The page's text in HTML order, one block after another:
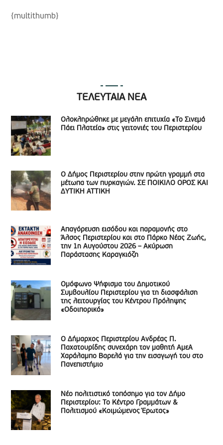
{multithumb}
ΤΕΛΕΥΤΑΙΑ ΝΕΑ
Ολοκληρώθηκε με μεγάλη επιτυχία «Το Σινεμά
Πάει Πλατεία» στις γειτονιές του Περιστερίου
Ο Δήμος Περιστερίου στην πρώτη γραμμή στα
μέτωπα των πυρκαγιών. ΣΕ ΠΟΙΚΙΛΟ ΟΡΟΣ ΚΑΙ
ΔΥΤΙΚΗ ΑΤΤΙΚΗ
Απαγόρευση εισόδου και παραμονής στο
Άλσος Περιστερίου και στο Πάρκο Νέας Ζωής,
την 1η Αυγούστου 2026 – Ακύρωση
Παράστασης Καραγκιόζη
Ομόφωνο Ψήφισμα του Δημοτικού
Συμβουλίου Περιστερίου για τη διασφάλιση
της λειτουργίας του Κέντρου Πρόληψης
«Οδοιπορικό»
Ο Δήμαρχος Περιστερίου Ανδρέας Π.
Παχατουρίδης συνεχάρη τον μαθητή ΑμεΑ
Χαράλαμπο Βαρελά για την εισαγωγή του στο
Πανεπιστήμιο
Νέο πολιτιστικό τοπόσημο για τον Δήμο
Περιστερίου: Το Κέντρο Γραμμάτων &
Πολιτισμού «Κοιμώμενος Έρωτας»